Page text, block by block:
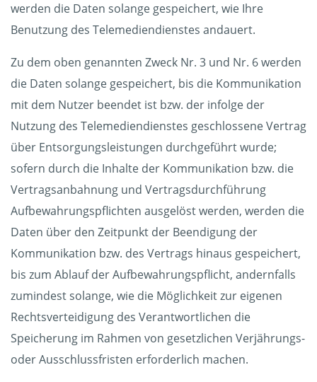
werden die Daten solange gespeichert, wie Ihre
Benutzung des Telemediendienstes andauert.
Zu dem oben genannten Zweck Nr. 3 und Nr. 6 werden
die Daten solange gespeichert, bis die Kommunikation
mit dem Nutzer beendet ist bzw. der infolge der
Nutzung des Telemediendienstes geschlossene Vertrag
über Entsorgungsleistungen durchgeführt wurde;
sofern durch die Inhalte der Kommunikation bzw. die
Vertragsanbahnung und Vertragsdurchführung
Aufbewahrungspflichten ausgelöst werden, werden die
Daten über den Zeitpunkt der Beendigung der
Kommunikation bzw. des Vertrags hinaus gespeichert,
bis zum Ablauf der Aufbewahrungspflicht, andernfalls
zumindest solange, wie die Möglichkeit zur eigenen
Rechtsverteidigung des Verantwortlichen die
Speicherung im Rahmen von gesetzlichen Verjährungs-
oder Ausschlussfristen erforderlich machen.